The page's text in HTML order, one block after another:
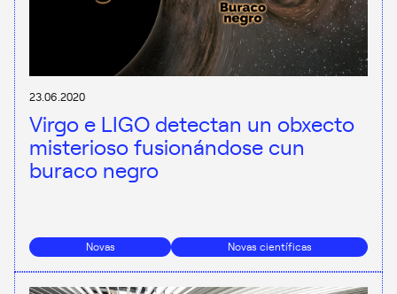
23.06.2020
Virgo e LIGO detectan un obxecto
misterioso fusionándose cun
buraco negro
Novas Novas científicas